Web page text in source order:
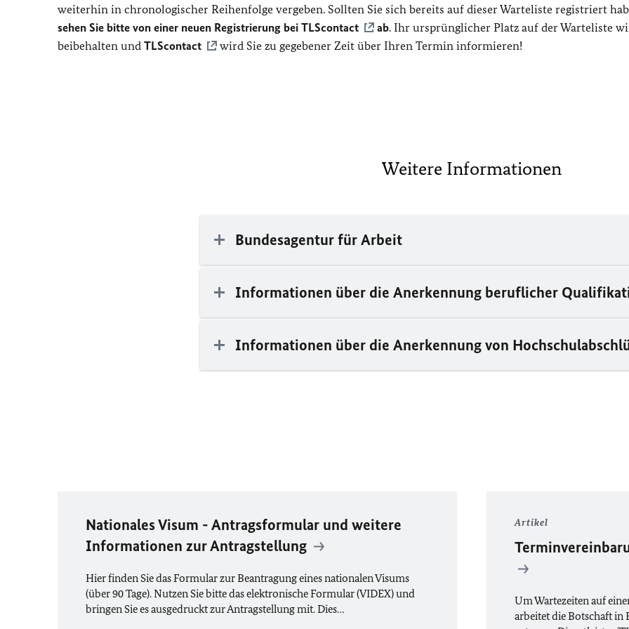
weiterhin in chronologischer Reihenfolge vergeben. Sollten Sie sich bereits auf dieser Warteliste registriert
sehen Sie bitte von einer neuen Registrierung bei TLScontact ab. Ihr ursprünglicher Platz auf der Warteliste
beibehalten und TLScontact wird Sie zu gegebener Zeit über Ihren Termin informieren!
Weitere Informationen
Bundesagentur für Arbeit
Informationen über die Anerkennung beruflicher
Informationen über die Anerkennung von
Nationales Visum - Antragsformular und weitere
Informationen zur Antragstellung
Hier finden Sie das Formular zur Beantragung eines nationalen Visums
(über 90 Tage). Nutzen Sie bitte das elektronische Formular (VIDEX) und
bringen Sie es ausgedruckt zur Antragstellung mit. Dies…
Artikel
Um Wartezeiten auf
arbeitet die Botschaft in